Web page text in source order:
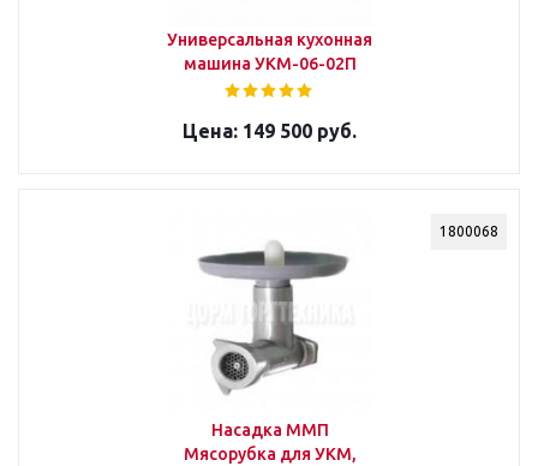
Универсальная кухонная
машина УКМ-06-02П
149 500 руб.
1800068
Насадка ММП
Мясорубка для УКМ,